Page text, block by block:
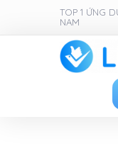
TOP 1 ỨNG
NAM